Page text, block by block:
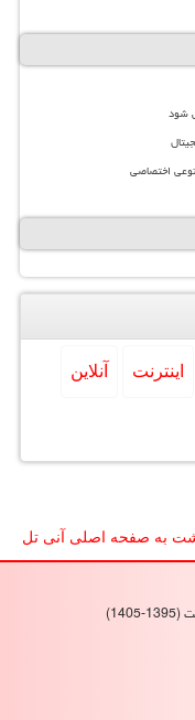
شود
اختصاصی
اینترنت آنلاین
به صفحه اصلی آنی تل